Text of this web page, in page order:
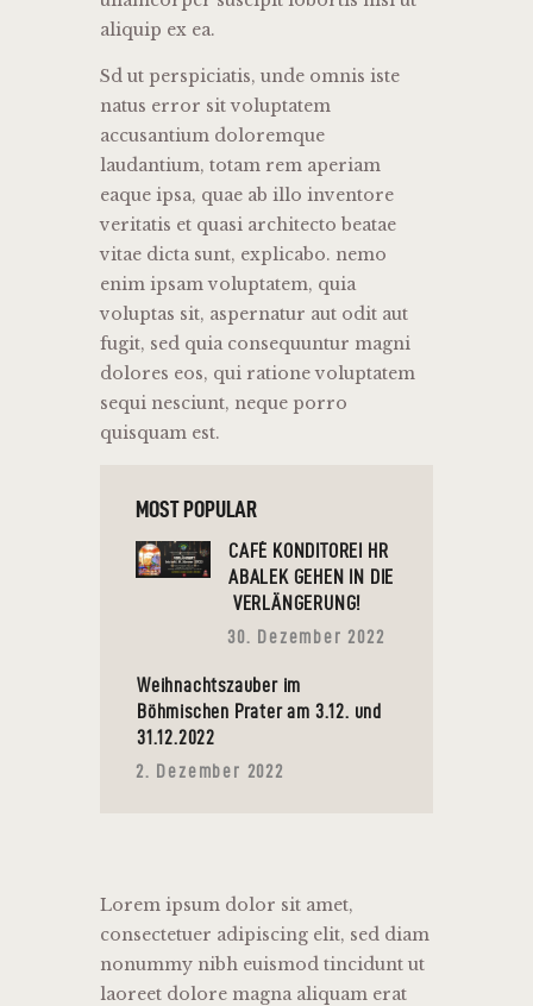
aliquip ex ea.
Sd ut perspiciatis, unde omnis iste
natus error sit voluptatem
accusantium doloremque
laudantium, totam rem aperiam
eaque ipsa, quae ab illo inventore
veritatis et quasi architecto beatae
vitae dicta sunt, explicabo. nemo
enim ipsam voluptatem, quia
voluptas sit, aspernatur aut odit aut
fugit, sed quia consequuntur magni
dolores eos, qui ratione voluptatem
sequi nesciunt, neque porro
quisquam est.
MOST POPULAR
CAFÉ KONDITOREI HR
ABALEK GEHEN IN DIE
VERLÄNGERUNG!
30. Dezember 2022
Weihnachtszauber im
Böhmischen Prater am 3.12. und
31.12.2022
2. Dezember 2022
Lorem ipsum dolor sit amet,
consectetuer adipiscing elit, sed diam
nonummy nibh euismod tincidunt ut
laoreet dolore magna aliquam erat